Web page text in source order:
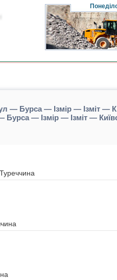
— Бурса — Ізмір — Ізміт
Бурса — Ізмір — Ізміт —